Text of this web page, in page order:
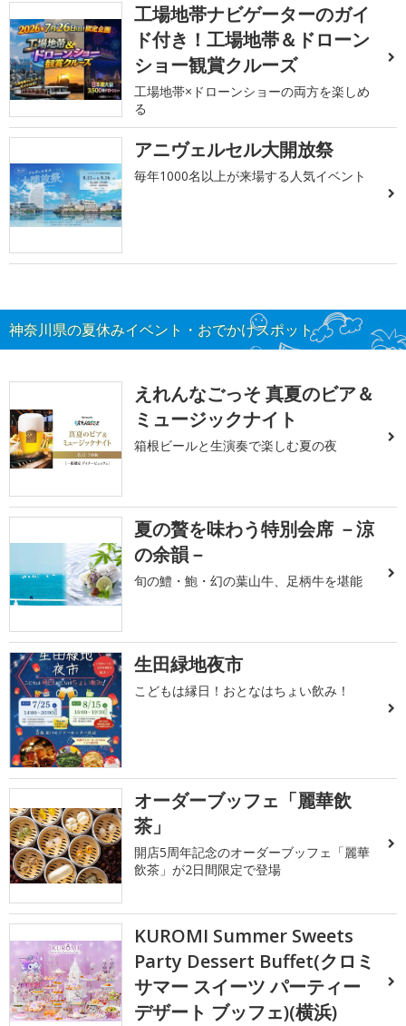
工場地帯ナビゲーターのガイ
ド付き！工場地帯＆ドローン
ショー観賞クルーズ
工場地帯×ドローンショーの両方を楽しめ
る
アニヴェルセル大開放祭
毎年1000名以上が来場する人気イベント
神奈川県の夏休みイベント・おでかけスポット
えれんなごっそ 真夏のビア＆
ミュージックナイト
箱根ビールと生演奏で楽しむ夏の夜
夏の贅を味わう特別会席 －涼
の余韻－
旬の鱧・鮑・幻の葉山牛、足柄牛を堪能
生田緑地夜市
こどもは縁日！おとなはちょい飲み！
オーダーブッフェ「麗華飲
茶」
開店5周年記念のオーダーブッフェ「麗華
飲茶」が2日間限定で登場
KUROMI Summer Sweets
Party Dessert Buffet(クロミ
サマー スイーツ パーティー
デザート ブッフェ)(横浜)